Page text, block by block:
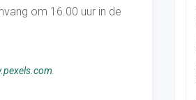
om 16.00 uur in de